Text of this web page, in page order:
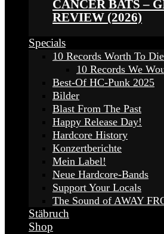
CANCER BATS –
REVIEW (2026)
Specials
10 Records Worth To
10 Records We
Best-Of HC-Punk 2025
Bilder
Blast From The Past
Happy Release Day!
Hardcore History
Konzertberichte
Mein Label!
Neue Hardcore-Bands
Support Your Locals
The Sound of AWAY
Stäbruch
Shop